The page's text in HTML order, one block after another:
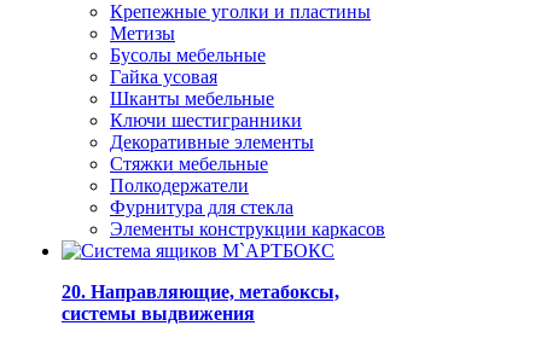
Крепежные уголки и пластины
Метизы
Бусолы мебельные
Гайка усовая
Шканты мебельные
Ключи шестигранники
Декоративные элементы
Стяжки мебельные
Полкодержатели
Фурнитура для стекла
Элементы конструкции каркасов
20. Направляющие, метабоксы,
системы выдвижения